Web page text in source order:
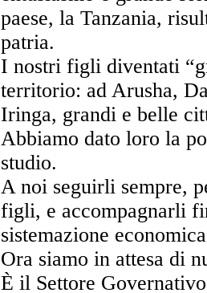
paese, la Tanzania,
patria.
I nostri figli diventati
territorio: ad Arusha,
Iringa, grandi e belle
Abbiamo dato loro la
studio.
A noi seguirli sempre,
figli, e accompagnarli
sistemazione
Ora siamo in attesa di
È il Settore